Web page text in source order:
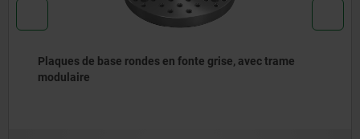
rondes en fonte grise, avec trame
Palettes